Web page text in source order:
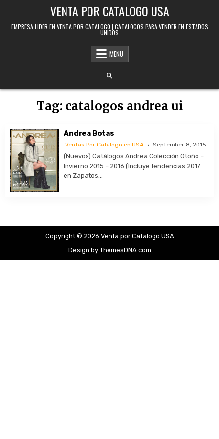
VENTA POR CATALOGO USA
EMPRESA LIDER EN VENTA POR CATALOGO | CATALOGOS PARA VENDER EN ESTADOS
UNIDOS
MENU
Tag: catalogos andrea ui
Andrea Botas
Ventas Por Catalogo en USA September 8, 2015
(Nuevos) Catálogos Andrea Colección Otoño –
Invierno 2015 – 2016 (Incluye tendencias 2017
en Zapatos…
Copyright © 2026 Venta por Catalogo USA
Design by ThemesDNA.com